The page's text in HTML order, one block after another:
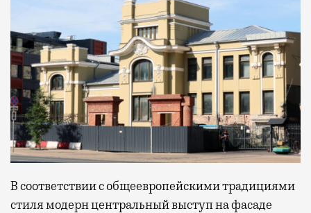
В соответствии с общеевропейскими традициями
стиля модерн центральный выступ на фасаде